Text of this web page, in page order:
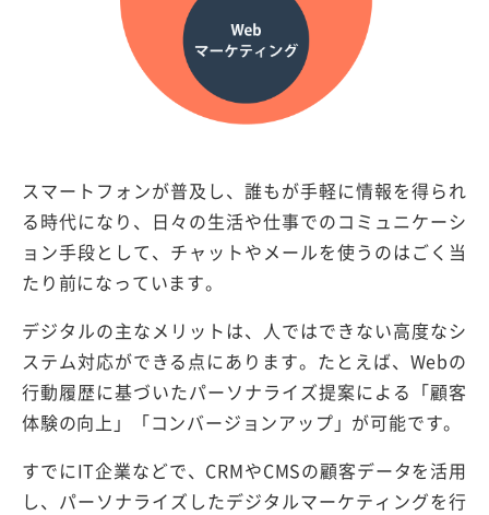
スマートフォンが普及し、誰もが手軽に情報を得られ
る時代になり、日々の生活や仕事でのコミュニケーシ
ョン手段として、チャットやメールを使うのはごく当
たり前になっています。
デジタルの主なメリットは、人ではできない高度なシ
ステム対応ができる点にあります。たとえば、Webの
行動履歴に基づいたパーソナライズ提案による「顧客
体験の向上」「コンバージョンアップ」が可能です。
すでにIT企業などで、CRMやCMSの顧客データを活用
し、パーソナライズしたデジタルマーケティングを行